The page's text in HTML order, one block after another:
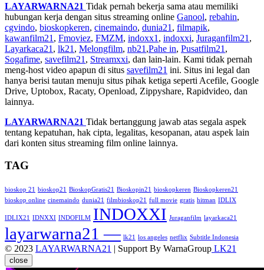
LAYARWARNA21 Tidak pernah bekerja sama atau memiliki
hubungan kerja dengan situs streaming online Ganool, rebahin,
cgvindo, bioskopkeren, cinemaindo, dunia21 , filmapik,
kawanfilm21 , Fmoviez, FMZM, indoxx1 , indoxxi, Juraganfilm21 ,
Layarkaca21 , lk21 , Melongfilm, nb21 ,Pahe in, Pusatfilm21 ,
Sogafime, savefilm21 , Streamxxi, dan lain-lain. Kami tidak pernah
meng-host video apapun di situs savefilm21 ini. Situs ini legal dan
hanya berisi tautan menuju situs pihak ketiga seperti Acefile, Google
Drive, Uptobox, Racaty, Openload, Zippyshare, Rapidvideo, dan
lainnya.
LAYARWARNA21 Tidak bertanggung jawab atas segala aspek
tentang kepatuhan, hak cipta, legalitas, kesopanan, atau aspek lain
dari konten situs streaming film online lainnya.
TAG
bioskop 21 bioskop21 BioskopGratis21 Bioskopin21 bioskopkeren Bioskopkeren21
bioskop online cinemaindo dunia21 filmbioskop21 full movie gratis hitman IDLIX
IDLIX21 IDNXXI INDOFILM INDOXXI Juraganfilm layarkaca21
layarwarna21 — lk21 los angeles netflix Subtitle Indonesia
© 2023 LAYARWARNA21 | Support By WarnaGroup LK21
close